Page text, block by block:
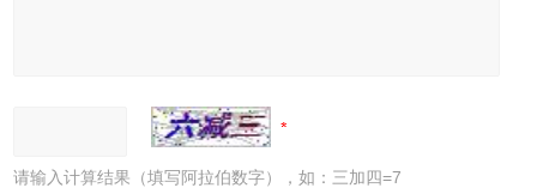
请输入计算结果（填写阿拉伯数字），如：三加四=7